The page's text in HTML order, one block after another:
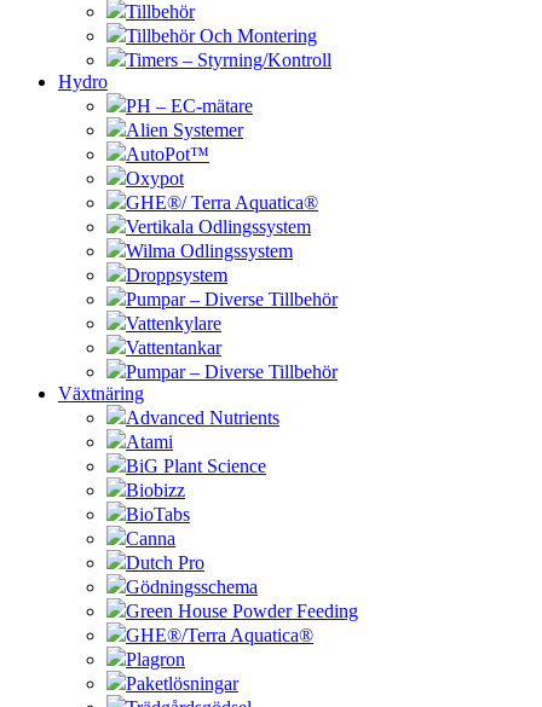
Tillbehör
Tillbehör Och Montering
Timers – Styrning/Kontroll
Hydro
PH – EC-mätare
Alien Systemer
AutoPot™
Oxypot
GHE®/ Terra Aquatica®
Vertikala Odlingssystem
Wilma Odlingssystem
Droppsystem
Pumpar – Diverse Tillbehör
Vattenkylare
Vattentankar
Pumpar – Diverse Tillbehör
Växtnäring
Advanced Nutrients
Atami
BiG Plant Science
Biobizz
BioTabs
Canna
Dutch Pro
Gödningsschema
Green House Powder Feeding
GHE®/Terra Aquatica®
Plagron
Paketlösningar